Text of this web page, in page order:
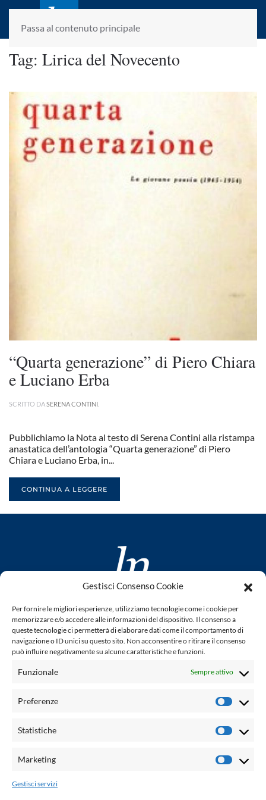
Gestisci Consenso Cookie
Per fornire le migliori esperienze, utilizziamo tecnologie come i cookie per
memorizzare e/o accedere alle informazioni del dispositivo. Il consenso a
queste tecnologie ci permetterà di elaborare dati come il comportamento di
navigazione o ID unici su questo sito. Non acconsentire o ritirare il consenso
può influire negativamente su alcune caratteristiche e funzioni.
Funzionale Sempre attivo
Preferenze
Statistiche
Marketing
Gestisci servizi
Passa al contenuto principale
laletteraturaenoi.it
fondato da Romano Luperini
Tag: Lirica del Novecento
“Quarta generazione” di Piero Chiara
e Luciano Erba
SCRITTO DASERENA CONTINI
Pubblichiamo la Nota al testo di Serena Contini alla ristampa
anastatica dell’antologia “Quarta generazione” di Piero
Chiara e Luciano Erba, in...
CONTINUA A LEGGERE
www.laletteraturaenoi.it
fondato da Romano Luperini
Questo blog non rappresenta una testata giornalistica in
quanto viene aggiornato senza alcuna periodicità. Non può
legge n° 62 del 7.03.2001. L'autore non è responsabile per
email: